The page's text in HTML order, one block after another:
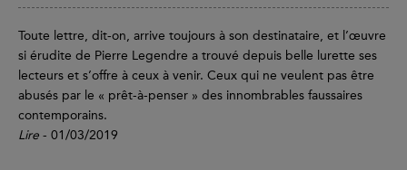
Toute lettre, dit-on, arrive toujours à son destinataire, et l’œuvre
si érudite de Pierre Legendre a trouvé depuis belle lurette ses
lecteurs et s’offre à ceux à venir. Ceux qui ne veulent pas être
abusés par le « prêt-à-penser » des innombrables faussaires
contemporains.
Lire - 01/03/2019